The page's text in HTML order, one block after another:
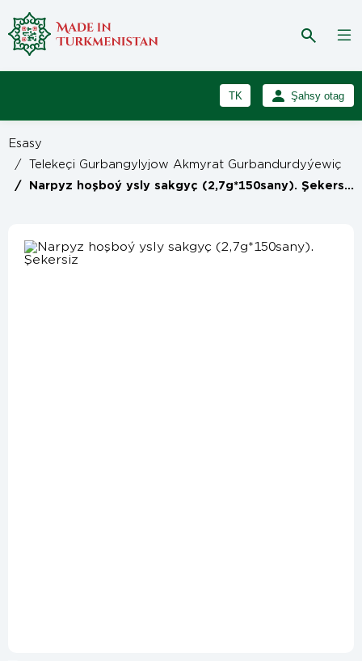
TK
RU
Şahsy otag
Esasy
/ Telekeçi Gurbangylyjow Akmyrat Gurbandurdyýewiç
/ Narpyz hoşboý ysly sakgyç (2,7g*150sany). Şekersiz